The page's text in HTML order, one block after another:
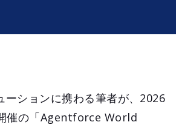
ーションに携わる筆者が、2026
催の「Agentforce World